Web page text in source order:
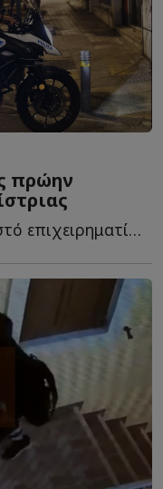
πρώην
Ο συλληφθέντας εκβίαζε γνωστό επιχειρηματία του νησιού ζ...